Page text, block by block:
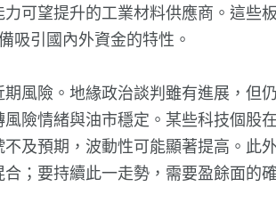
可望提升的工業材料供應商。這些
吸引國內外資金的特性。
風險。地緣政治談判雖有進展，但
險情緒與油市穩定。某些科技個股
及預期，波動性可能顯著提高。此
；要持續此一走勢，需要盈餘面的